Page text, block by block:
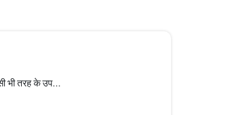
भी तरह के उप...